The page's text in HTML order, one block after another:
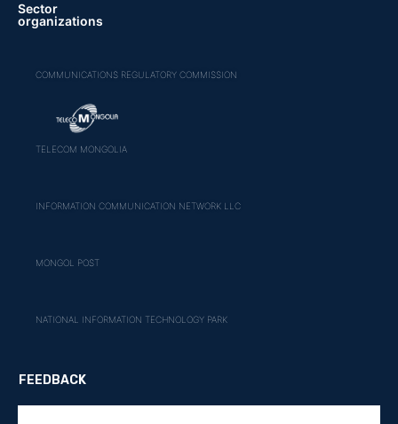
Sector
organizations
COMMUNICATIONS REGULATORY COMMISSION
TELECOM MONGOLIA
INFORMATION COMMUNICATION NETWORK LLC
MONGOL POST
NATIONAL INFORMATION TECHNOLOGY PARK
FEEDBACK